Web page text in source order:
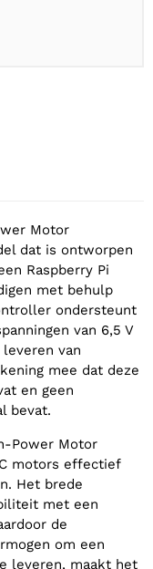
Motor
dat is ontworpen
Raspberry Pi
met behulp
ondersteunt
van 6,5 V
van
mee dat deze
en geen
bevat.
Power Motor
motors effectief
Het brede
met een
de
om een
leveren, maakt het